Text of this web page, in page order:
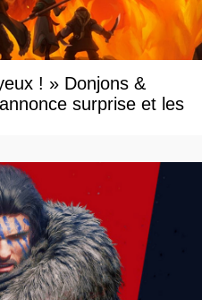
! » Donjons &
surprise et les